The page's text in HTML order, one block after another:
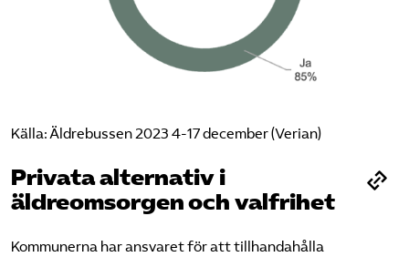
Källa: Äldrebussen 2023 4-17 december (Verian)
Privata alternativ i
äldreomsorgen och valfrihet
Kommunerna har ansvaret för att tillhandahålla